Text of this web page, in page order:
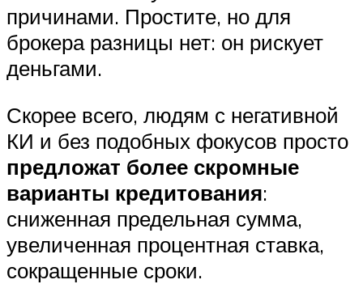
причинами. Простите, но для
брокера разницы нет: он рискует
деньгами.
Скорее всего, людям с негативной
КИ и без подобных фокусов просто
предложат более скромные
варианты кредитования:
сниженная предельная сумма,
увеличенная процентная ставка,
сокращенные сроки.